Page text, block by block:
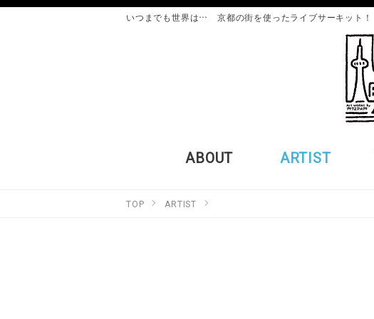
いつまでも世界は… 京都の街を使ったライブサーキット！
ABOUT ARTIST
TOP ARTIST